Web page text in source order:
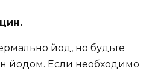
йод, но будьте
йодом. Если необходимо